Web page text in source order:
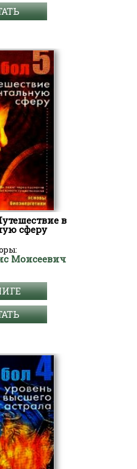
в
сферу
Моисеевич